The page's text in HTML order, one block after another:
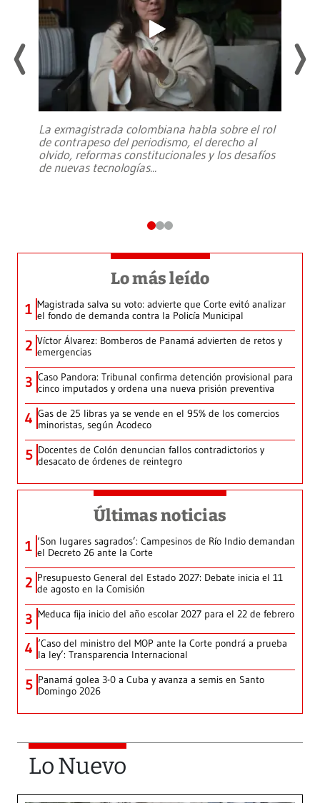
La exmagistrada colombiana habla sobre el rol
de contrapeso del periodismo, el derecho al
olvido, reformas constitucionales y los desafíos
de nuevas tecnologías...
Lo más leído
1 Magistrada salva su voto: advierte que Corte evitó analizar
el fondo de demanda contra la Policía Municipal
2 Víctor Álvarez: Bomberos de Panamá advierten de retos y
emergencias
3 Caso Pandora: Tribunal confirma detención provisional para
cinco imputados y ordena una nueva prisión preventiva
4 Gas de 25 libras ya se vende en el 95% de los comercios
minoristas, según Acodeco
5 Docentes de Colón denuncian fallos contradictorios y
desacato de órdenes de reintegro
Últimas noticias
1 ‘Son lugares sagrados’: Campesinos de Río Indio demandan
el Decreto 26 ante la Corte
2 Presupuesto General del Estado 2027: Debate inicia el 11
de agosto en la Comisión
3 Meduca fija inicio del año escolar 2027 para el 22 de febrero
4 ‘Caso del ministro del MOP ante la Corte pondrá a prueba
la ley’: Transparencia Internacional
5 Panamá golea 3-0 a Cuba y avanza a semis en Santo
Domingo 2026
Lo Nuevo